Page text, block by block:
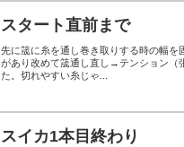
スタート直前まで
先に筬に糸を通し巻き取りする時の幅
があり改めて筬通し直し→テンション（
た。切れやすい糸じゃ...
スイカ1本目終わり